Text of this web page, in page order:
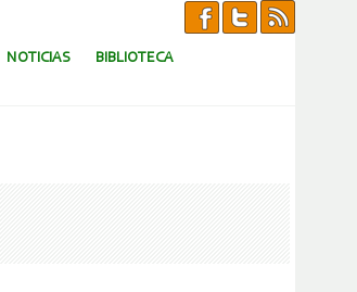
NOTICIAS BIBLIOTECA